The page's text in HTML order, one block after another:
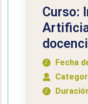
Curso:
Fecha